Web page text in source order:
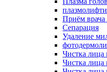
Приём врача
Сепарация
Удаление
Чистка лица
Чистка лица